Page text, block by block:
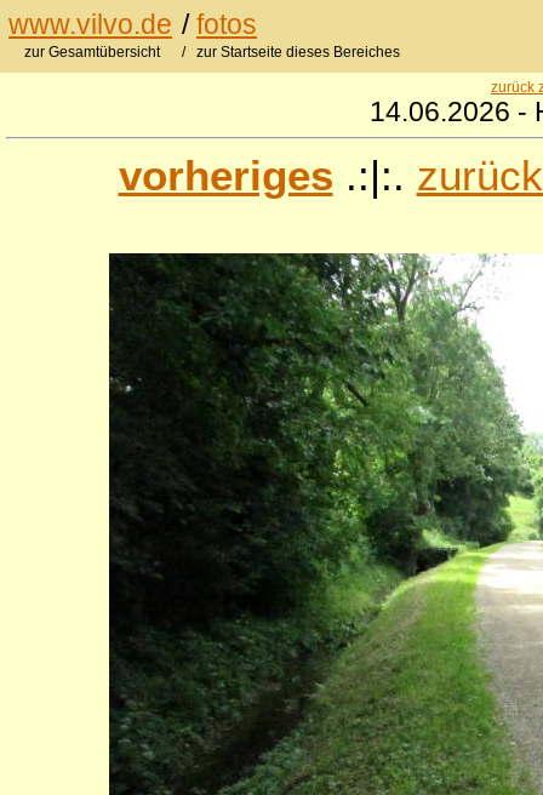
www.vilvo.de /fotos
zur Gesamtübersicht / zur Startseite dieses Bereiches
zurück
14.06.2026 -
vorheriges .:|:.